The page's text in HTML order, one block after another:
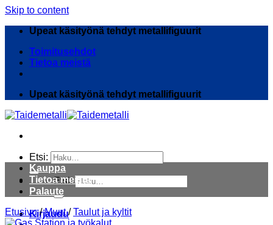
Skip to content
Upeat käsityönä tehdyt metallifiguurit
Toimitusehdot
Tietoa meistä
Upeat käsityönä tehdyt metallifiguurit
Etsi:
Etsi:
Kirjaudu
Kauppa
Tietoa meistä
Palaute
Etusivu / Muut / Taulut ja kyltit